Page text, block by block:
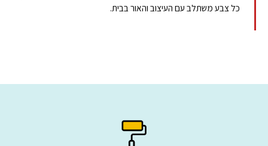
כל צבע משתלב עם העיצוב והאור בבית.